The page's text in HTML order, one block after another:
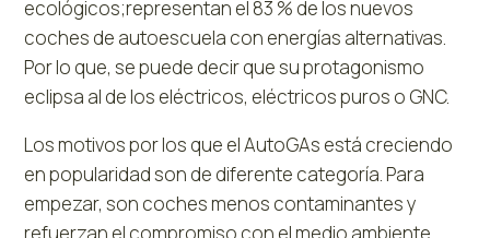
ecológicos;representan el 83 % de los nuevos
coches de autoescuela con energías alternativas.
Por lo que, se puede decir que su protagonismo
eclipsa al de los eléctricos, eléctricos puros o GNC.
Los motivos por los que el AutoGAs está creciendo
en popularidad son de diferente categoría. Para
empezar, son coches menos contaminantes y